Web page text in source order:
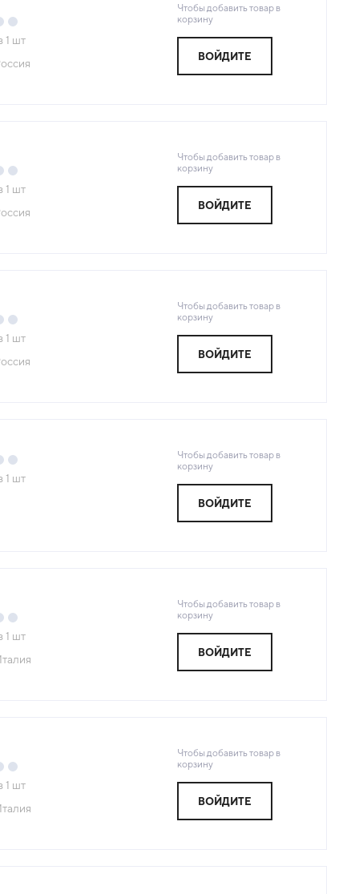
1 шт
Чтобы добавить товар в
корзину
ВОЙДИТЕ
1 шт
Чтобы добавить товар в
корзину
ВОЙДИТЕ
1 шт
Чтобы добавить товар в
корзину
ВОЙДИТЕ
1 шт
Чтобы добавить товар в
корзину
ВОЙДИТЕ
1 шт
Чтобы добавить товар в
корзину
ВОЙДИТЕ
1 шт
Чтобы добавить товар в
корзину
ВОЙДИТЕ